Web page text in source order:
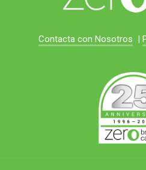
Contacta con Nosotros |